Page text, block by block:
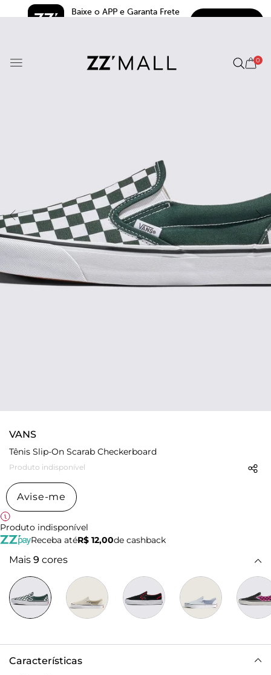
Baixe o APP e Garanta Frete
0
VANS
Tênis Slip-On Scarab Checkerboard
Produto indisponível
Avise-me
Produto indisponível
Receba atéR$ 12,00de cashback
Mais 9 cores
Características